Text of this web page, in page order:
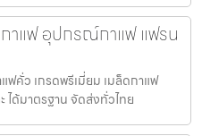
าแฟ อุปกรณ์กาแฟ แฟรน
คั่ว เกรดพรีเมี่ยม เมล็ดกาแฟ
ด้มาตรฐาน จัดส่งทั่วไทย